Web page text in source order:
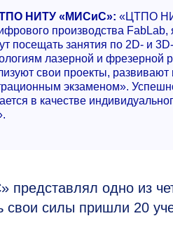
НИТУ «МИСиС»: «ЦТПО
производства FabLab,
посещать занятия по 2D- и 3D-
лазерной и фрезерной
свои проекты,
экзаменом».
в качестве
одно из
свои силы пришли 20